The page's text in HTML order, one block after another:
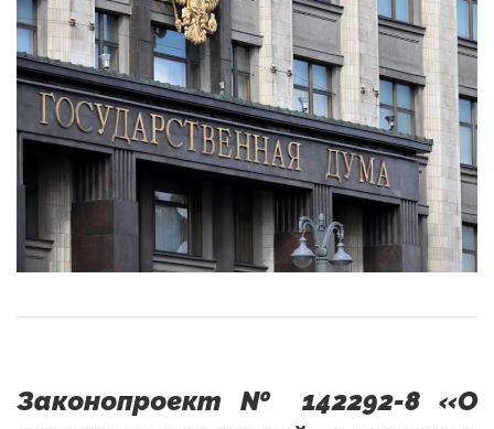
Законопроект № 142292-8 «О